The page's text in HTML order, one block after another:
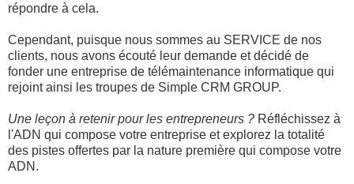
répondre à cela.
Cependant, puisque nous sommes au SERVICE de nos
clients, nous avons écouté leur demande et décidé de
fonder une entreprise de télémaintenance informatique qui
rejoint ainsi les troupes de Simple CRM GROUP.
Une leçon à retenir pour les entrepreneurs ? Réfléchissez à
l'ADN qui compose votre entreprise et explorez la totalité
des pistes offertes par la nature première qui compose votre
ADN.